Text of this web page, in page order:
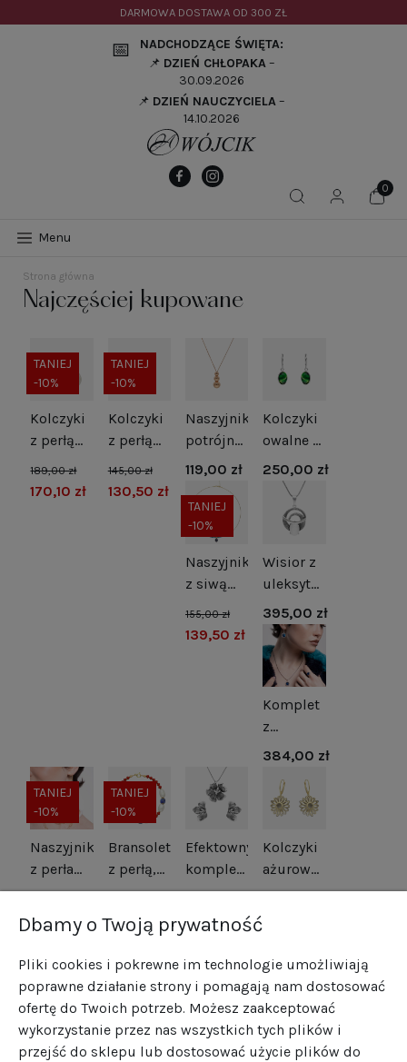
DARMOWA DOSTAWA OD300 ZŁ
📅
NADCHODZĄCE ŚWIĘTA:
📌 DZIEŃ CHŁOPAKA–
30.09.2026
📌 DZIEŃ NAUCZYCIELA–
14.10.2026
Menu
Strona główna
Najczęściej kupowane
TANIEJ
-10%
Kolczyki
z perłą
i
189,00 zł
170,10 zł
TANIEJ
-10%
Kolczyki
z perłą
srebro
145,00 zł
130,50 zł
Naszyjnik
potrójne
kulki
srebro
119,00 zł
Kolczyki
owalne z
zielonym
kocim
okiem
srebro
250,00 zł
TANIEJ
-10%
Naszyjnik
z siwą
hematytami
155,00 zł
139,50 zł
Wisior z
uleksytem
srebro
oksydowane
395,00 zł
Komplet
z
szafirowymi
srebro
384,00 zł
TANIEJ
-10%
Naszyjnik
z perłami
srebro
422,10 zł
TANIEJ
-10%
Bransoletka
z perłą,
koralem,
hematytem
srebro
pozłacane
166,50 zł
Efektowny
komplet
kwiaty
oksydowane
Kolczyki
ażurowe
kwiatki
srebro
pozłacane
Dbamy o Twoją prywatność
Pliki cookies i pokrewne im technologie umożliwiają
poprawne działanie strony i pomagają nam dostosować
ofertę do Twoich potrzeb. Możesz zaakceptować
wykorzystanie przez nas wszystkich tych plików i
przejść do sklepu lub dostosować użycie plików do